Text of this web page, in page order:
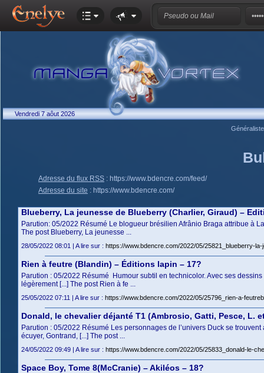
Vendredi 7 aôut 2026
Adresse du flux RSS : https://www.bdencre.com/feed/
Adresse du site : https://www.bdencre.com/
Blueberry, La jeunesse de Blueberry (Charlier, Giraud) –
Parution: 05/2022 Résumé Le blogueur brésilien Afrânio Braga attribue à
The post Blueberry, La jeunesse ...
28/05/2022 08:01 | A lire sur : https://www.bdencre.com/2022/05/25821_blueberry-
Rien à feutre (Blandin) – Éditions lapin – 17?
Parution : 05/2022 Résumé Humour subtil en technicolor. Avec ses
légèrement [...] The post Rien à fe ...
25/05/2022 07:11 | A lire sur : https://www.bdencre.com/2022/05/25796_rien-a-
Donald, le chevalier déjanté T1 (Ambrosio, Gatti, Pesce, L.
Parution : 05/2022 Résumé Les personnages de l’univers Duck se
écuyer, Gontrand, [...] The post ...
24/05/2022 09:49 | A lire sur : https://www.bdencre.com/2022/05/25833_donald-le-
Space Boy, Tome 8(McCranie) – Akiléos – 18?